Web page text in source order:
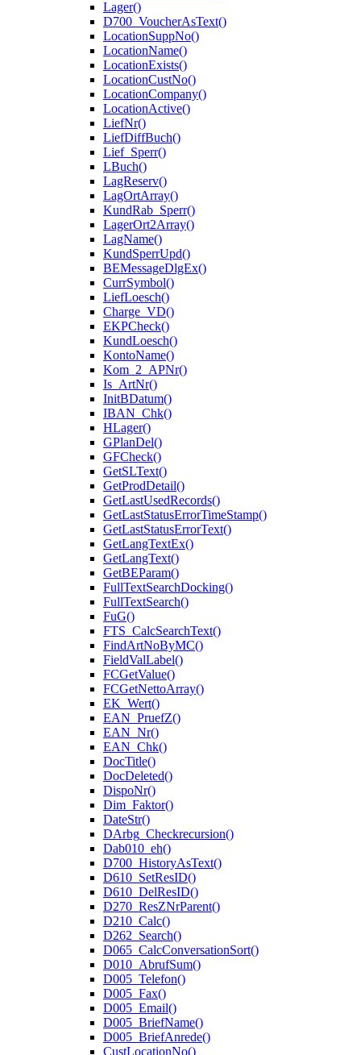
Lager()
D700_VoucherAsText()
LocationSuppNo()
LocationName()
LocationExists()
LocationCustNo()
LocationCompany()
LocationActive()
LiefNr()
LiefDiffBuch()
Lief_Sperr()
LBuch()
LagReserv()
LagOrtArray()
KundRab_Sperr()
LagerOrt2Array()
LagName()
KundSperrUpd()
BEMessageDlgEx()
CurrSymbol()
LiefLoesch()
Charge_VD()
EKPCheck()
KundLoesch()
KontoName()
Kom_2_APNr()
Is_ArtNr()
InitBDatum()
IBAN_Chk()
HLager()
GPlanDel()
GFCheck()
GetSLText()
GetProdDetail()
GetLastUsedRecords()
GetLastStatusErrorTimeStamp()
GetLastStatusErrorText()
GetLangTextEx()
GetLangText()
GetBEParam()
FullTextSearchDocking()
FullTextSearch()
FuG()
FTS_CalcSearchText()
FindArtNoByMC()
FieldValLabel()
FCGetValue()
FCGetNettoArray()
EK_Wert()
EAN_PruefZ()
EAN_Nr()
EAN_Chk()
DocTitle()
DocDeleted()
DispoNr()
Dim_Faktor()
DateStr()
DArbg_Checkrecursion()
Dab010_eh()
D700_HistoryAsText()
D610_SetResID()
D610_DelResID()
D270_ResZNrParent()
D210_Calc()
D262_Search()
D065_CalcConversationSort()
D010_AbrufSum()
D005_Telefon()
D005_Fax()
D005_Email()
D005_BriefName()
D005_BriefAnrede()
CustLocationNo()